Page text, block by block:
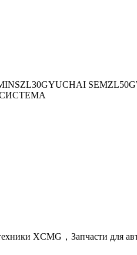
ZL30GYUCHAI SEMZL50G
СИСТЕМА
XCMG，Запчасти для